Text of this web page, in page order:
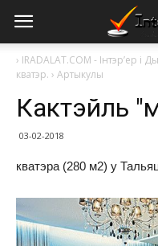
› IRADALAT.COM - Інтэр’ер
кватэр. › Артыкулы
Кактэйль
03-02-2018
кватэра (280 м2) у